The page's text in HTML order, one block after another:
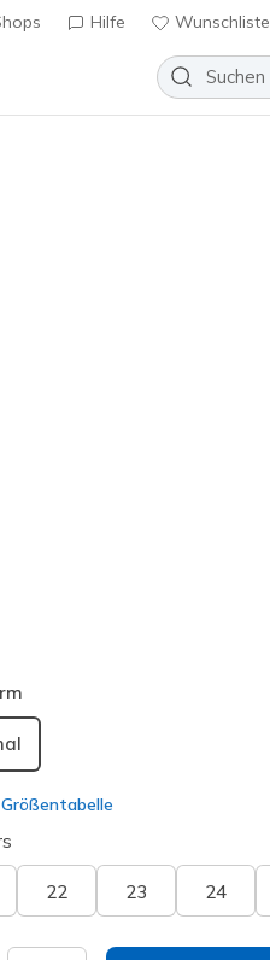
Hilfe Wunschliste
Größentabelle
22 23 24